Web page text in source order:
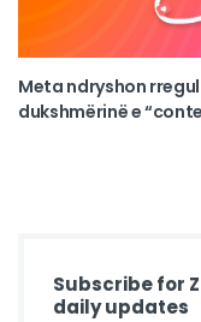
Meta ndryshon
dukshmërinë e
Subscribe for
daily updates